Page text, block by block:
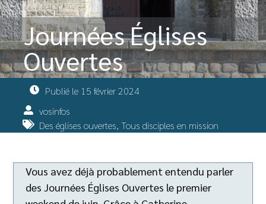
Journées Églises
Ouvertes
Publié le 15 février 2024
vosinfos
Des églises ouvertes, Tous disciples en mission
Vous avez déjà probablement entendu parler
des Journées Églises Ouvertes le premier